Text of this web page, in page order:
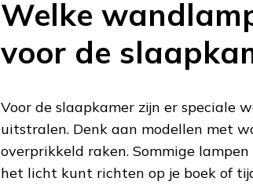
Welke
voor de
Voor de slaapkamer zijn er speciale
uitstralen. Denk aan modellen met
overprikkeld raken. Sommige
het licht kunt richten op je boek of